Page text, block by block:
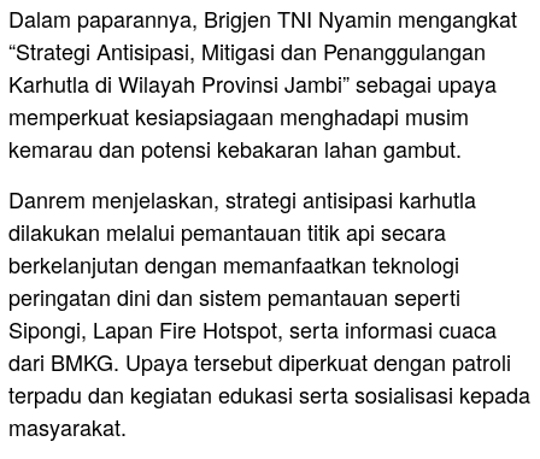
Dalam paparannya, Brigjen TNI Nyamin mengangkat
“Strategi Antisipasi, Mitigasi dan Penanggulangan
Karhutla di Wilayah Provinsi Jambi” sebagai upaya
memperkuat kesiapsiagaan menghadapi musim
kemarau dan potensi kebakaran lahan gambut.
Danrem menjelaskan, strategi antisipasi karhutla
dilakukan melalui pemantauan titik api secara
berkelanjutan dengan memanfaatkan teknologi
peringatan dini dan sistem pemantauan seperti
Sipongi, Lapan Fire Hotspot, serta informasi cuaca
dari BMKG. Upaya tersebut diperkuat dengan patroli
terpadu dan kegiatan edukasi serta sosialisasi kepada
masyarakat.